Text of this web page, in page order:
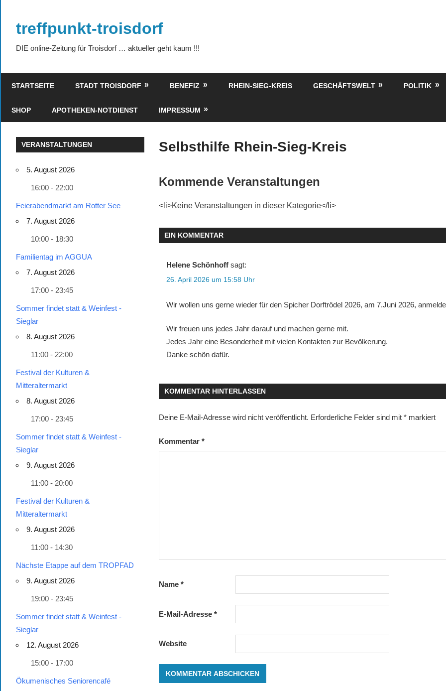
springentreffpunkt-troisdorf
DIE online-Zeitung für Troisdorf … aktueller geht kaum !!!
STARTSEITE STADT TROISDORF BENEFIZ RHEIN-SIEG-KREIS GESCHÄFTSWELT POLITIK
SHOP APOTHEKEN-NOTDIENST IMPRESSUM
Selbsthilfe Rhein-Sieg-Kreis
Kommende Veranstaltungen
<li>Keine Veranstaltungen in dieser Kategorie</li>
EIN KOMMENTAR
Helene Schönhoff sagt:
26. April 2026 um 15:58 Uhr
Wir wollen uns gerne wieder für den Spicher Dorftrödel 2026, am 7.Juni 2026,
Wir freuen uns jedes Jahr darauf und machen gerne mit.
Jedes Jahr eine Besonderheit mit vielen Kontakten zur Bevölkerung.
Danke schön dafür.
KOMMENTAR HINTERLASSEN
Deine E-Mail-Adresse wird nicht veröffentlicht. Erforderliche Felder sind mit* markiert
Kommentar*
Name*
E-Mail-Adresse*
Website
VERANSTALTUNGEN
5. August 2026
16:00 - 22:00
Feierabendmarkt am Rotter See
7. August 2026
10:00 - 18:30
Familientag im AGGUA
7. August 2026
17:00 - 23:45
Sommer findet statt & Weinfest -
Sieglar
8. August 2026
11:00 - 22:00
Festival der Kulturen &
Mitteraltermarkt
8. August 2026
17:00 - 23:45
Sommer findet statt & Weinfest -
Sieglar
9. August 2026
11:00 - 20:00
Festival der Kulturen &
Mitteraltermarkt
9. August 2026
11:00 - 14:30
Nächste Etappe auf dem TROPFAD
9. August 2026
19:00 - 23:45
Sommer findet statt & Weinfest -
Sieglar
12. August 2026
15:00 - 17:00
Ökumenisches Seniorencafé